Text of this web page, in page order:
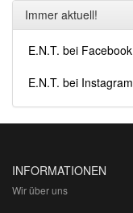
Immer aktuell!
E.N.T. bei Facebook
E.N.T. bei Instagram
INFORMATIONEN
Wir über uns